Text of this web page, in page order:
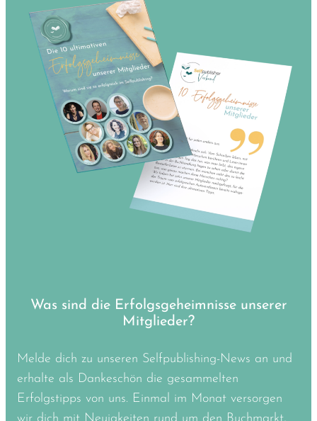
Was sind die Erfolgsgeheimnisse unserer
Mitglieder?
Melde dich zu unseren Selfpublishing-News an und
erhalte als Dankeschön die gesammelten
Erfolgstipps von uns. Einmal im Monat versorgen